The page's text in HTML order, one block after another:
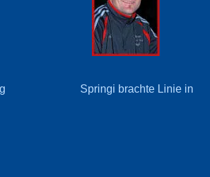
Springi brachte Linie in